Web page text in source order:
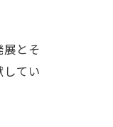
とそ
てい